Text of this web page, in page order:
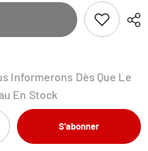
Informerons Dès Que Le
En Stock
S'abonner